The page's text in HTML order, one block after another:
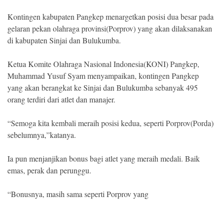
Kontingen kabupaten Pangkep menargetkan posisi dua besar pada
gelaran pekan olahraga provinsi(Porprov) yang akan dilaksanakan
di kabupaten Sinjai dan Bulukumba.
Ketua Komite Olahraga Nasional Indonesia(KONI) Pangkep,
Muhammad Yusuf Syam menyampaikan, kontingen Pangkep
yang akan berangkat ke Sinjai dan Bulukumba sebanyak 495
orang terdiri dari atlet dan manajer.
“Semoga kita kembali meraih posisi kedua, seperti Porprov(Porda)
sebelumnya,”katanya.
Ia pun menjanjikan bonus bagi atlet yang meraih medali. Baik
emas, perak dan perunggu.
“Bonusnya, masih sama seperti Porprov yang